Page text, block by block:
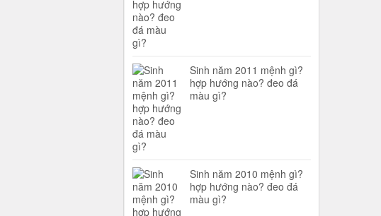
Sinh năm 2011 mệnh gì?
hợp hướng nào? đeo đá
màu gì?
Sinh năm 2010 mệnh gì?
hợp hướng nào? đeo đá
màu gì?